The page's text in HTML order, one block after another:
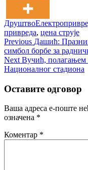
Друштво
привреда, цена струје
Кретање
чланка
Previous Previous
post:
Дашић:
симбол борбе за
Next Next
post:
Вучић, полагањем
Националног стадиона
Оставите одговор
Ваша адреса е-поште
означена *
Коментар *